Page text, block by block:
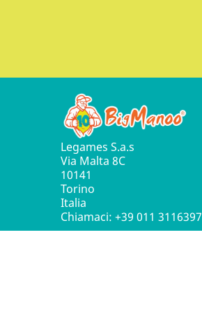
Legames S.a.s
Via Malta 8C
10141
Torino
Italia
Chiamaci: +39 011 3116397